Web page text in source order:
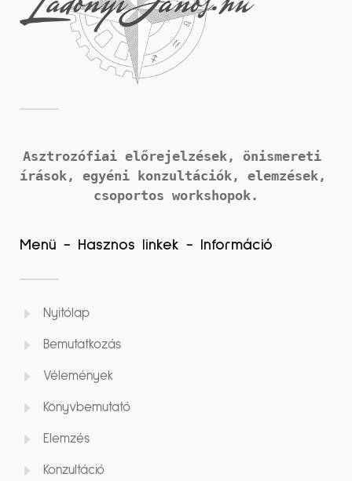
Asztrozófiai előrejelzések, önismereti
írások,
csoportos workshopok.
Menü - Hasznos linkek - Információ
Nyitólap
Bemutatkozás
Vélemények
Könyvbemutató
Elemzés
Konzultáció